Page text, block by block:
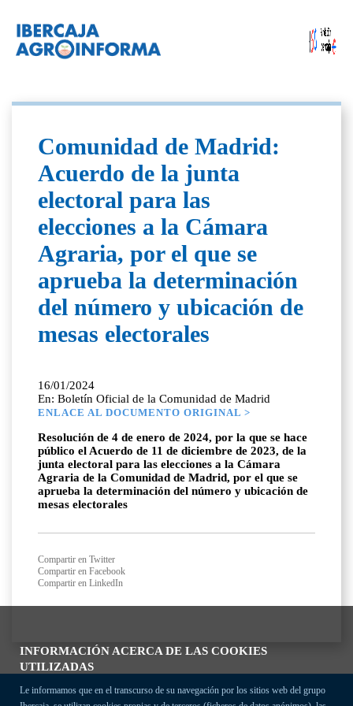
INFORMACIÓN ACERCA DE LAS COOKIES
UTILIZADAS
Le informamos que en el transcurso de su navegación por los sitios web del grupo
Comunidad de Madrid:
Acuerdo de la junta
electoral para las
elecciones a la Cámara
Agraria, por el que se
aprueba la determinación
del número y ubicación de
mesas electorales
16/01/2024
En: Boletín Oficial de la Comunidad de Madrid
ENLACE AL DOCUMENTO ORIGINAL >
Resolución de 4 de enero de 2024, por la que se hace
público el Acuerdo de 11 de diciembre de 2023, de la
junta electoral para las elecciones a la Cámara
Agraria de la Comunidad de Madrid, por el que se
aprueba la determinación del número y ubicación de
mesas electorales
Compartir en Twitter
Compartir en Facebook
Compartir en LinkedIn